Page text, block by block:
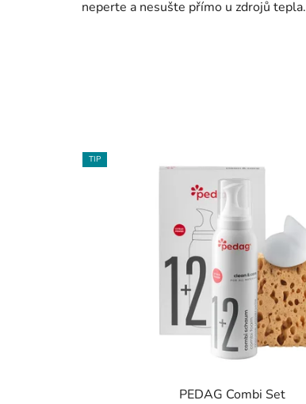
neperte a nesušte přímo u zdrojů tepla.
TIP
PEDAG Combi Set